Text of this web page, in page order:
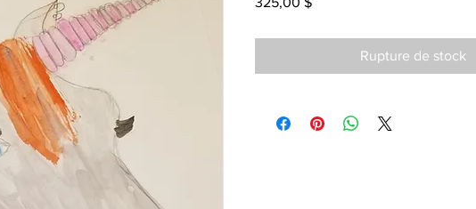
Rupture de stock